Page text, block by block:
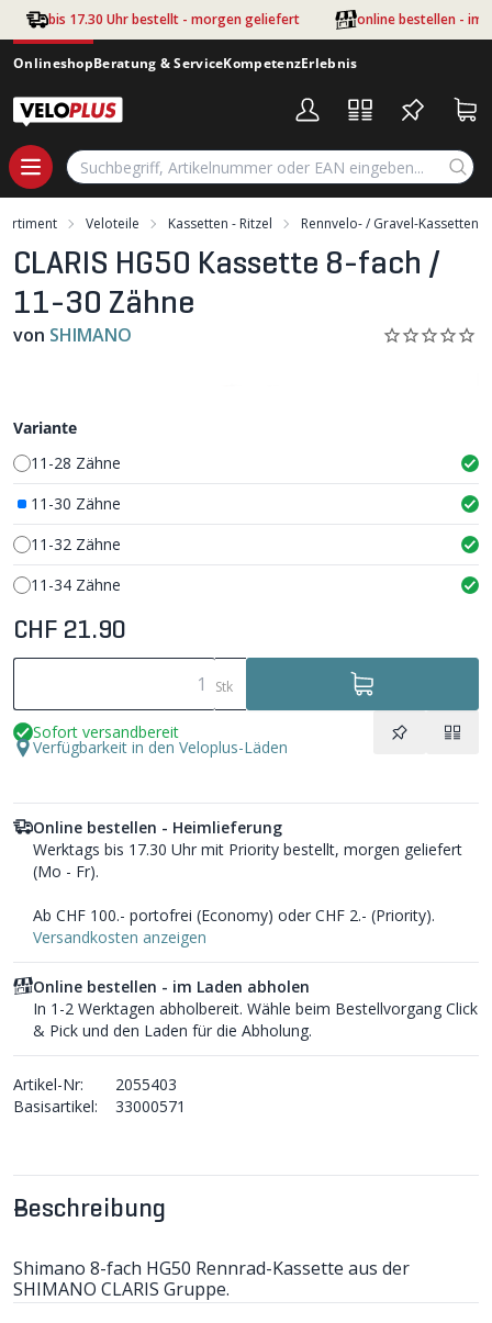
Zum Hauptinhalt springen
bis 17.30 Uhr bestellt - morgen geliefert online bestellen - im
OnlineshopBeratung & ServiceKompetenzErlebnis
Veloteile Kassetten - Ritzel Rennvelo- / Gravel-Kassetten
CLARIS HG50 Kassette 8-fach /
11-30 Zähne
von SHIMANO
Beschreibung
Shimano 8-fach HG50 Rennrad-Kassette aus der
SHIMANO CLARIS Gruppe.
Kompatibel mit Shimano 8-fach Rennrad-Gruppen.
Variante
11-28 Zähne
11-30 Zähne
11-32 Zähne
11-34 Zähne
CHF 21.90
Stk
Sofort versandbereit
Verfügbarkeit in den Veloplus-Läden
Online bestellen - Heimlieferung
Werktags bis 17.30 Uhr mit Priority bestellt, morgen geliefert
(Mo - Fr).
Ab CHF 100.- portofrei (Economy) oder CHF 2.- (Priority).
Versandkosten anzeigen
Online bestellen - im Laden abholen
In 1-2 Werktagen abholbereit. Wähle beim Bestellvorgang Click
& Pick und den Laden für die Abholung.
Artikel-Nr:
2055403
Basisartikel:
33000571